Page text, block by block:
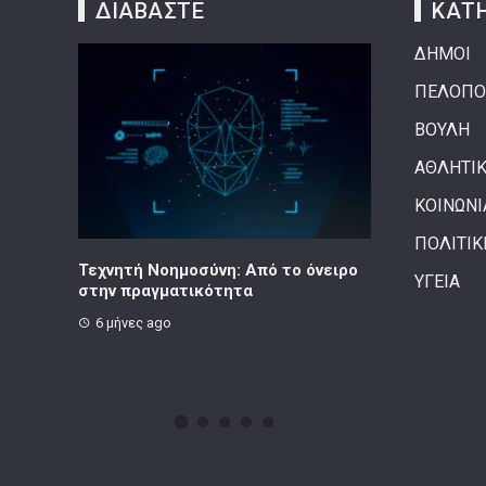
ΔΙΑΒΑΣΤΕ
το όνειρο Κορινθιακό Επιχειρείν – Ανακοίνωση
8 μήνες ago
Το
ΔΗΜΟΙ
ΒΟΥΛΗ
ΥΓΕΙΑ